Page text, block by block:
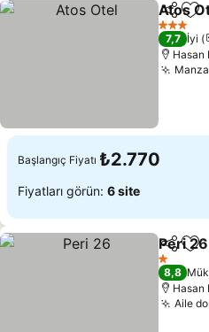
Paylaş
Atos
3 Yıldız
7,7 İyi
Hasan
Başlangıç Fiyatı ₺2.770
Fiyatları görün: 6 site
Paylaş
Peri 26
1 Yıldız
8,8
Hasan
Aile